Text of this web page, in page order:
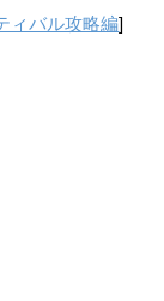
ィバル攻略編]